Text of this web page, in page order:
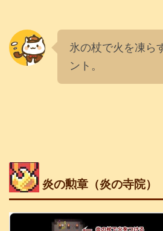
氷の杖で火を凍ら
ント。
炎の勲章（炎の寺院）